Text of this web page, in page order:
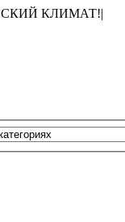
КЛИМАТ!|